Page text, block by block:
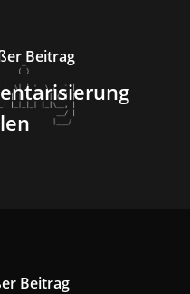
Beitrag
Beitrag